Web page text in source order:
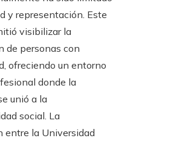
y representación. Este
visibilizar la
de personas con
ofreciendo un entorno
donde la
unió a la
social. La
entre la Universidad